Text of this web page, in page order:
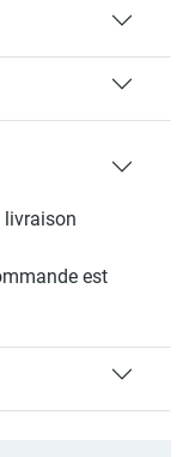
livraison
est